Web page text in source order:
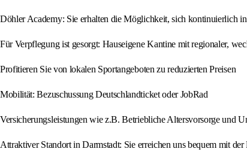
Döhler Academy: Sie erhalten die Möglichkeit, sich kontinuierlich
Für Verpflegung ist gesorgt: Hauseigene Kantine mit regionaler,
Profitieren Sie von lokalen Sportangeboten zu reduzierten Preisen
Mobilität: Bezuschussung Deutschlandticket oder JobRad
Versicherungsleistungen wie z.B. Betriebliche Altersvorsorge und
Attraktiver Standort in Darmstadt: Sie erreichen uns bequem mit